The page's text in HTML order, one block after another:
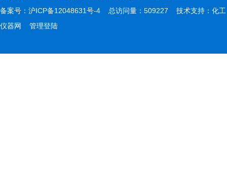
备案号： 沪ICP备12048631号-4 总访问量：509227 技术支持： 化工
仪器网
管理登陆